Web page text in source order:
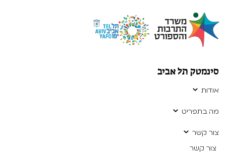
סינמטק תל אביב
אודות
מה בתפריט
צור קשר
צור קשר